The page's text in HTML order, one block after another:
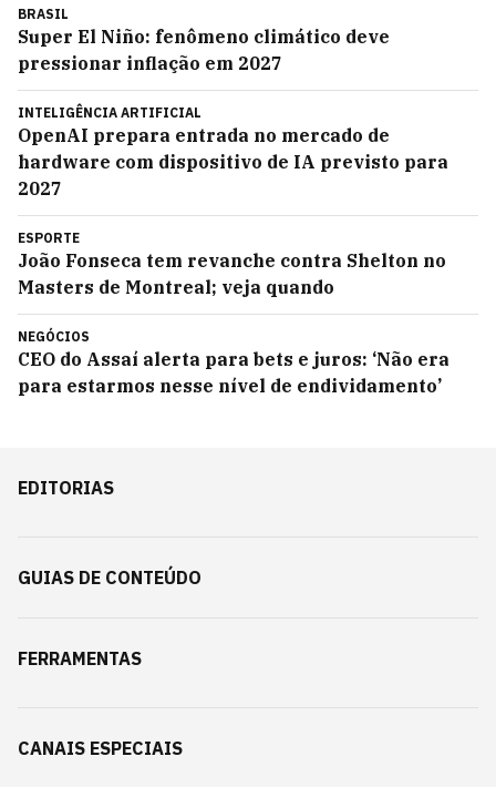
BRASIL
Super El Niño: fenômeno climático deve
pressionar inflação em 2027
INTELIGÊNCIA ARTIFICIAL
OpenAI prepara entrada no mercado de
hardware com dispositivo de IA previsto para
2027
ESPORTE
João Fonseca tem revanche contra Shelton no
Masters de Montreal; veja quando
NEGÓCIOS
CEO do Assaí alerta para bets e juros: ‘Não era
para estarmos nesse nível de endividamento’
EDITORIAS
GUIAS DE CONTEÚDO
FERRAMENTAS
CANAIS ESPECIAIS